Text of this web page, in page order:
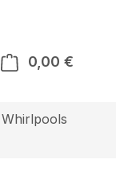
0,00 €
Whirlpools